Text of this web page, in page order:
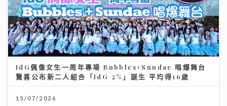
IdG偶像女生一周年專場 Bubbles+Sundae 唱爆舞台
驚喜公布新二人組合「IdG 2%」誕生 平均得16歲
15/07/2026